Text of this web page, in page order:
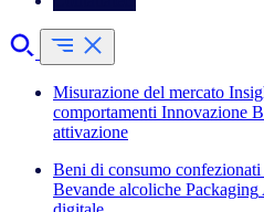
Misurazione del mercato
comportamenti Innovazione
attivazione
Beni di consumo confezionati
Bevande alcoliche Packaging